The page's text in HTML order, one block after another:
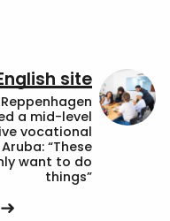
site
a mid-level
vocational
“These
want to do
things”